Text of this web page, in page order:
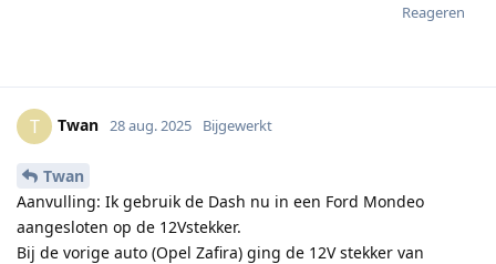
Reageren
T Twan 28 aug. 2025 Bijgewerkt
Twan
Aanvulling: Ik gebruik de Dash nu in een Ford Mondeo
aangesloten op de 12Vstekker.
Bij de vorige auto (Opel Zafira) ging de 12V stekker van